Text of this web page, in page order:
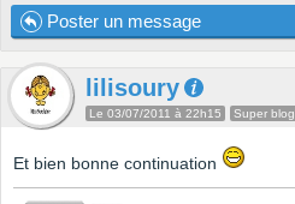
Poster un message
lilisoury
Le 03/07/2011 à 22h15 Super
Et bien bonne continuation